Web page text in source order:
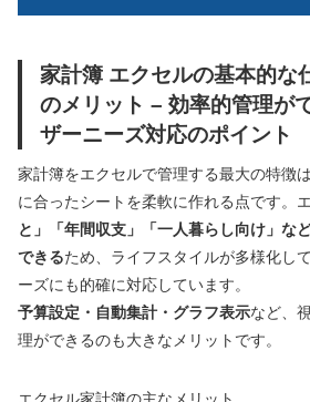
家計簿 エクセルの基本的な
のメリット – 効率的管理が
ザーニーズ対応のポイント
家計簿をエクセルで管理する最大の特徴
に合ったシートを柔軟に作れる点です。
と」「年間収支」「一人暮らし向け」な
できるため、ライフスタイルが多様化し
ーズにも的確に対応しています。
予算設定・自動集計・グラフ表示など、
理ができるのも大きなメリットです。